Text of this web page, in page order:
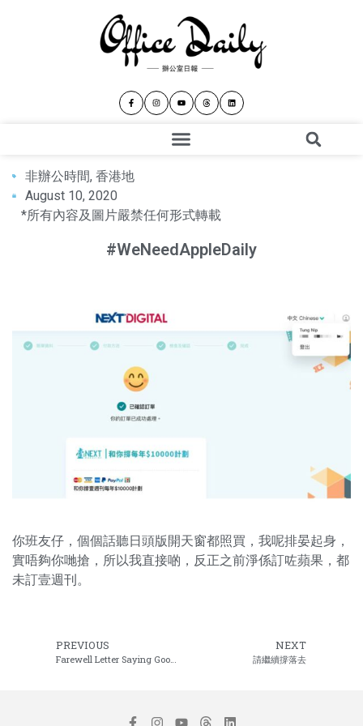
非辦公時間, 香港地
August 10, 2020
*所有內容及圖片嚴禁任何形式轉載
#WeNeedAppleDaily
你班友仔，個個話聽日頭版開天窗都照買，我呢排晏起身，
實唔夠你哋搶，所以我直接啲，反正之前淨係訂咗蘋果，都
未訂壹週刊。
PREVIOUS
Farewell Letter Saying Goodbye 道別信
NEXT
請繼續撐落去